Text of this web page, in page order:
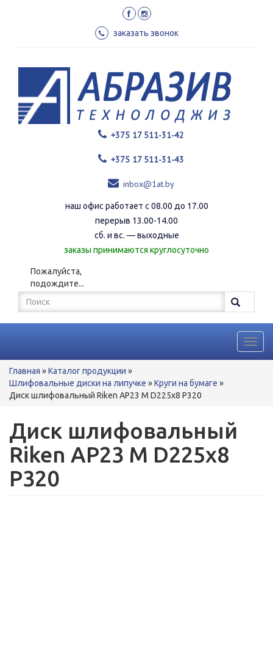
заказать звонок
+375 17 511-31-42
+375 17 511-31-43
inbox@1at.by
наш офис работает с 08.00 до 17.00
перерыв 13.00-14.00
сб. и вс. — выходные
заказы принимаются круглосуточно
Пожалуйста,
подождите...
Форма
поиска
Поиск
Вы
здесь
Главная »Каталог продукции »
Шлифовальные диски на липучке »Круги на бумаге »
Диск шлифовальный Riken AP23 M D225x8 P320
Диск шлифовальный
Riken AP23 M D225x8
P320